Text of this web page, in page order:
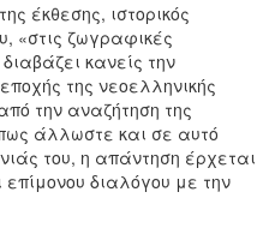
έκθεσης, ιστορικός
«στις ζωγραφικές
κανείς την
της νεοελληνικής
την αναζήτηση της
άλλωστε και σε αυτό
του, η απάντηση έρχεται
διαλόγου με την